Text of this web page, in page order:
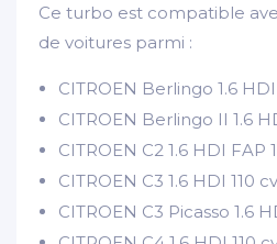
Ce turbo est compatible
de voitures parmi :
CITROEN Berlingo 1.6 HDI
CITROEN Berlingo II 1.6
CITROEN C2 1.6 HDI FAP
CITROEN C3 1.6 HDI 110 cv
CITROEN C3 Picasso 1.6